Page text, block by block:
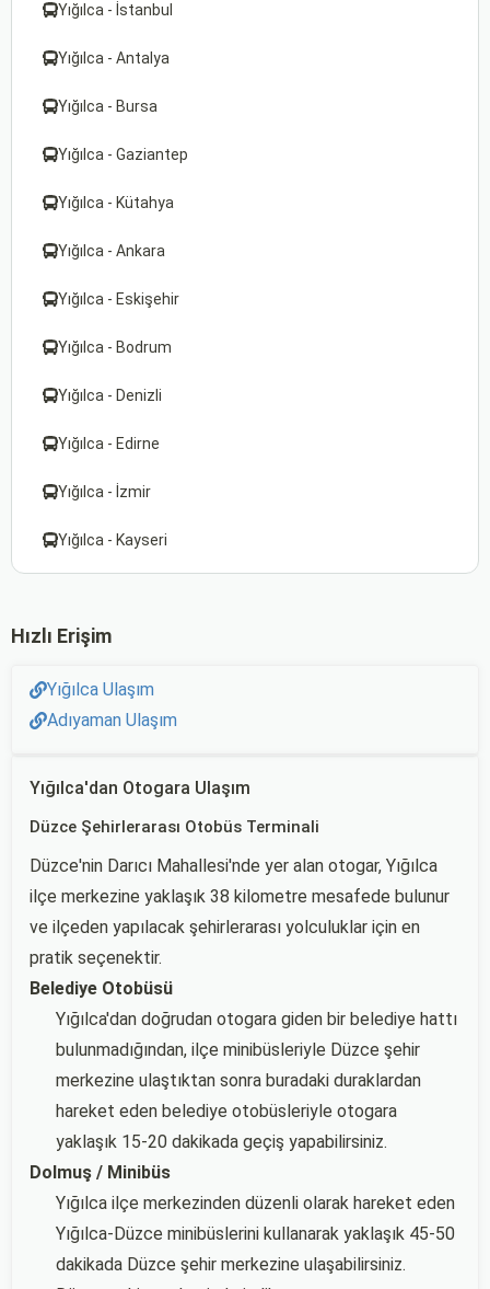
Yığılca - İstanbul
Yığılca - Antalya
Yığılca - Bursa
Yığılca - Gaziantep
Yığılca - Kütahya
Yığılca - Ankara
Yığılca - Eskişehir
Yığılca - Bodrum
Yığılca - Denizli
Yığılca - Edirne
Yığılca - İzmir
Yığılca - Kayseri
Hızlı Erişim
Yığılca Ulaşım
Adıyaman Ulaşım
Yığılca'dan Otogara Ulaşım
Düzce Şehirlerarası Otobüs Terminali
Düzce'nin Darıcı Mahallesi'nde yer alan otogar, Yığılca
ilçe merkezine yaklaşık 38 kilometre mesafede bulunur
ve ilçeden yapılacak şehirlerarası yolculuklar için en
pratik seçenektir.
Belediye Otobüsü
Yığılca'dan doğrudan otogara giden bir belediye hattı
bulunmadığından, ilçe minibüsleriyle Düzce şehir
merkezine ulaştıktan sonra buradaki duraklardan
hareket eden belediye otobüsleriyle otogara
yaklaşık 15-20 dakikada geçiş yapabilirsiniz.
Dolmuş / Minibüs
Yığılca ilçe merkezinden düzenli olarak hareket eden
Yığılca-Düzce minibüslerini kullanarak yaklaşık 45-50
dakikada Düzce şehir merkezine ulaşabilirsiniz.